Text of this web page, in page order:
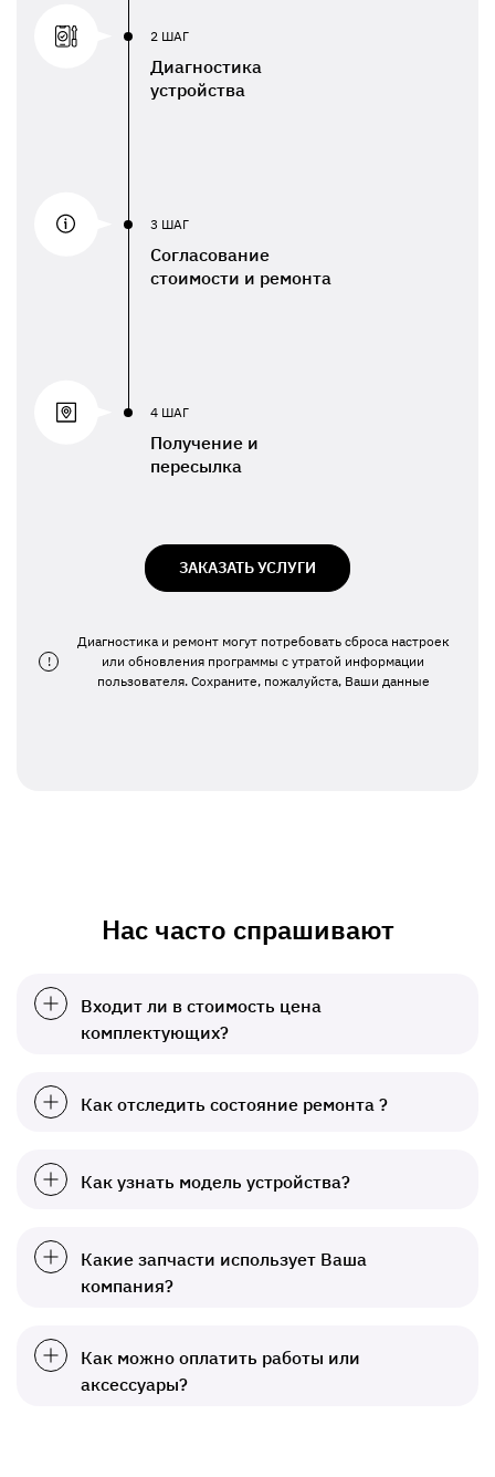
2 ШАГ
Диагностика
устройства
3 ШАГ
Согласование
стоимости и ремонта
4 ШАГ
Получение и
пересылка
ЗАКАЗАТЬ УСЛУГИ
!
Диагностика и ремонт могут потребовать сброса настроек
или обновления программы с утратой информации
пользователя. Сохраните, пожалуйста, Ваши данные
Нас часто спрашивают
Входит ли в стоимость цена
комплектующих?
Как отследить состояние ремонта ?
Как узнать модель устройства?
Какие запчасти использует Ваша
компания?
Как можно оплатить работы или
аксессуары?